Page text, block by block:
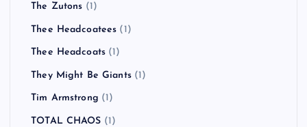
The Zutons (1)
Thee Headcoatees (1)
Thee Headcoats (1)
They Might Be Giants(1)
Tim Armstrong (1)
TOTAL CHAOS (1)